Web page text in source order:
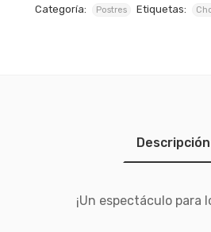
Categoría: Postres Etiquetas:
Descripción
¡Un espectáculo para